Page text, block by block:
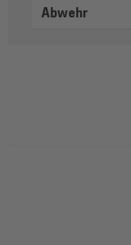
Abwehr